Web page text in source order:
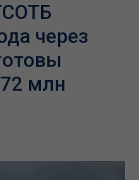
через
млн